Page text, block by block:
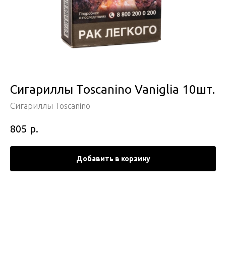
Сигариллы Toscanino Vaniglia 10шт.
Сигариллы Toscanino
805 р.
Добавить в корзину